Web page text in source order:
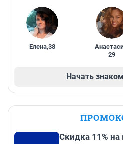
Елена,38
29
Начать
Скидка 11% на